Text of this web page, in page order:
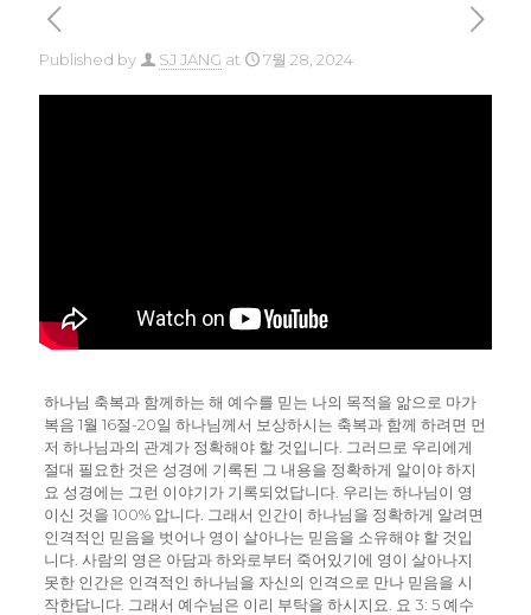
Published by SJ JANG at 7월 28, 2024
하나님 축복과 함께하는 해 예수를 믿는 나의 목적을 앎으로 마가
복음 1월 16절-20일 하나님께서 보상하시는 축복과 함께 하려면 먼
저 하나님과의 관계가 정확해야 할 것입니다. 그러므로 우리에게
절대 필요한 것은 성경에 기록된 그 내용을 정확하게 알이야 하지
요 성경에는 그런 이야기가 기록되었답니다. 우리는 하나님이 영
이신 것을 100% 압니다. 그래서 인간이 하나님을 정확하게 알려면
인격적인 믿음을 벗어나 영이 살아나는 믿음을 소유해야 할 것입
니다. 사람의 영은 아담과 하와로부터 죽어있기에 영이 살아나지
못한 인간은 인격적인 하나님을 자신의 인격으로 만나 믿음을 시
작한답니다. 그래서 예수님은 이리 부탁을 하시지요. 요 3: 5 예수